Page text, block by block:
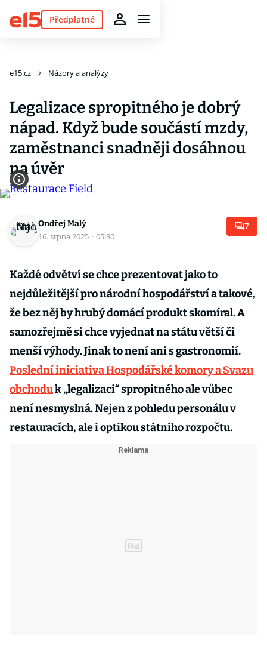
Předplatné
e15.cz Názory a analýzy
Legalizace spropitného je dobrý
nápad. Když bude součástí mzdy,
zaměstnanci snadněji dosáhnou
na úvěr
Ondřej Malý
16. srpna 2025 · 05:30
7
Každé odvětví se chce prezentovat jako to
nejdůležitější pro národní hospodářství a takové,
že bez něj by hrubý domácí produkt skomíral. A
samozřejmě si chce vyjednat na státu větší či
menší výhody. Jinak to není ani s gastronomií.
Poslední iniciativa Hospodářské komory a Svazu
obchoduk „legalizaci“ spropitného ale vůbec
není nesmyslná. Nejen z pohledu personálu v
restauracích, ale i optikou státního rozpočtu.